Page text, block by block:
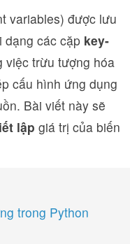
variables) được lưu
dạng các cặp key-
việc trừu tượng hóa
cấu hình ứng dụng
Bài viết này sẽ
lập giá trị của biến
trong Python